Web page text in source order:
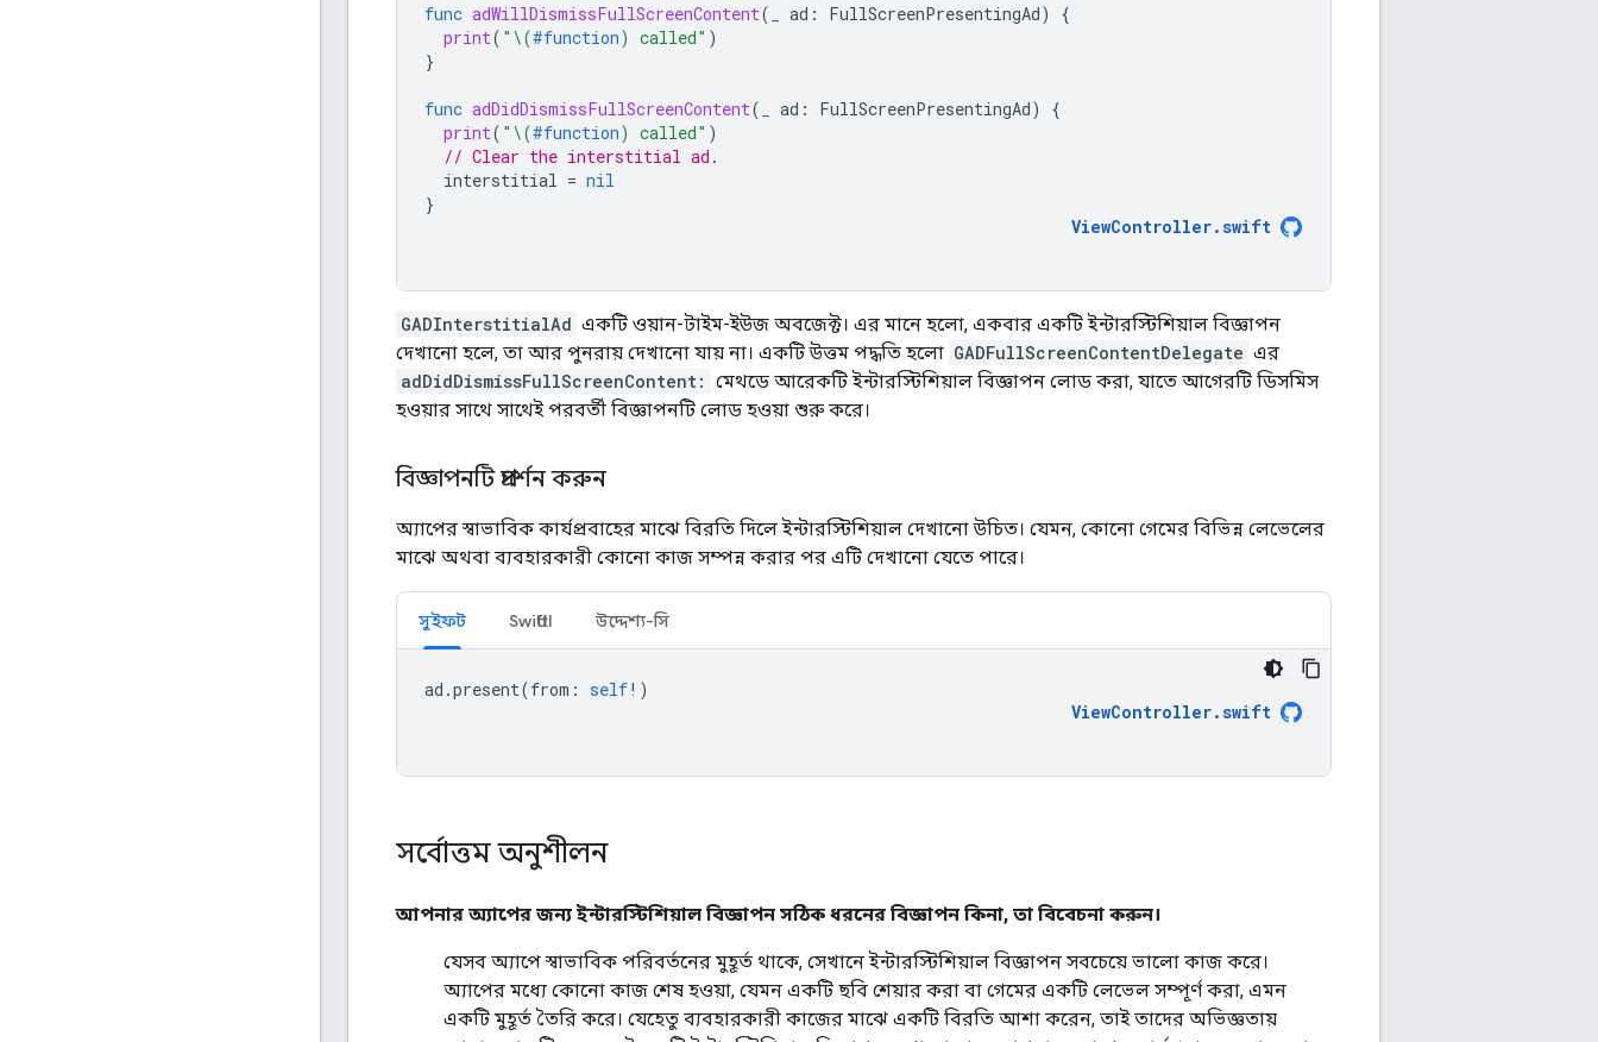
func adWillDismissFullScreenContent( ad : FullScreenPresentingAd)
{
print( " \(#function) called" )
}
func adDidDismissFullScreenContent( ad : FullScreenPresentingAd)
{
print( " \(#function) called" )
// Clear the interstitial ad.
interstitial = nil
}
ViewController.swift
GADInterstitialAd একটি ওয়ান-টাইম-ইউজ অবজেক্ট। এর মানে হলো, একবার একটি ইন্টারস্টিশিয়াল বিজ্ঞাপন
দেখানো হলে, তা আর পুনরায় দেখানো যায় না। একটি উত্তম পদ্ধতি হলো GADFullScreenContentDelegate এর
adDidDismissFullScreenContent: মেথডে আরেকটি ইন্টারস্টিশিয়াল বিজ্ঞাপন লোড করা, যাতে আগেরটি ডিসমিস
হওয়ার সাথে সাথেই পরবর্তী বিজ্ঞাপনটি লোড হওয়া শুরু করে।
বিজ্ঞাপনটি প্রদর্শন করুন
অ্যাপের স্বাভাবিক কার্যপ্রবাহের মাঝে বিরতি দিলে ইন্টারস্টিশিয়াল দেখানো উচিত। যেমন, কোনো গেমের বিভিন্ন লেভেলের
মাঝে অথবা ব্যবহারকারী কোনো কাজ সম্পন্ন করার পর এটি দেখানো যেতে পারে।
সুইফট SwiftUI উদ্দেশ্য-সি
ad .present(from : self!)
ViewController.swift
সর্বোত্তম অনুশীলন
আপনার অ্যাপের জন্য ইন্টারস্টিশিয়াল বিজ্ঞাপন সঠিক ধরনের বিজ্ঞাপন কিনা, তা বিবেচনা করুন।
যেসব অ্যাপে স্বাভাবিক পরিবর্তনের মুহূর্ত থাকে, সেখানে ইন্টারস্টিশিয়াল বিজ্ঞাপন সবচেয়ে ভালো কাজ করে।
অ্যাপের মধ্যে কোনো কাজ শেষ হওয়া, যেমন একটি ছবি শেয়ার করা বা গেমের একটি লেভেল সম্পূর্ণ করা, এমন
একটি মুহূর্ত তৈরি করে। যেহেতু ব্যবহারকারী কাজের মাঝে একটি বিরতি আশা করেন, তাই তাদের অভিজ্ঞতায়